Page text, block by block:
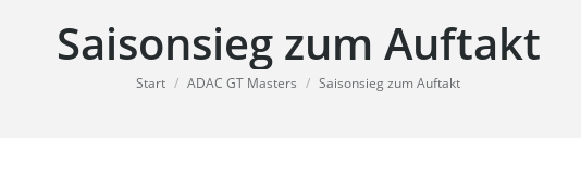
Saisonsieg zum Auftakt
Sie befinden sich hier:
Start ADAC GT Masters Saisonsieg zum Auftakt